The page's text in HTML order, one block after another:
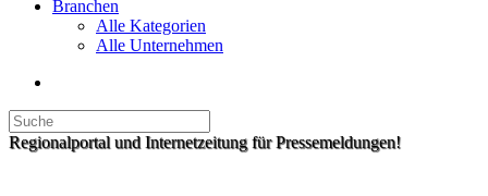
Branchen
Alle Kategorien
Alle Unternehmen
Regionalportal und Internetzeitung für Pressemeldungen!